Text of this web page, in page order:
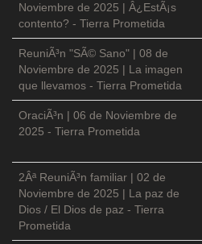
Noviembre de 2025 | Â¿EstÃ¡s
contento? - Tierra Prometida
ReuniÃ³n "SÃ© Sano" | 08 de
Noviembre de 2025 | La imagen
que llevamos - Tierra Prometida
OraciÃ³n | 06 de Noviembre de
2025 - Tierra Prometida
2Âª ReuniÃ³n familiar | 02 de
Noviembre de 2025 | La paz de
Dios / El Dios de paz - Tierra
Prometida